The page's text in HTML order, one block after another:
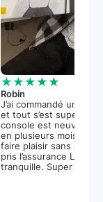
★★★★★
Robin
J’ai commandé une
et tout s’est super
console est neuve, et
en plusieurs mois m’a
faire plaisir sans stress.
pris l’assurance
tranquille. Super